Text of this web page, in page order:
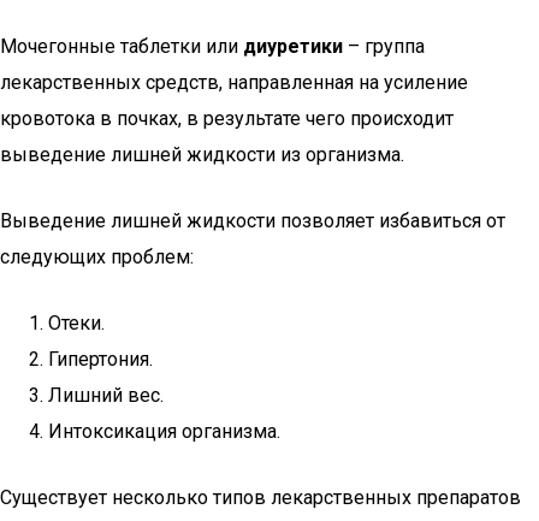
Мочегонные таблетки или диуретики – группа
лекарственных средств, направленная на усиление
кровотока в почках, в результате чего происходит
выведение лишней жидкости из организма.
Выведение лишней жидкости позволяет избавиться от
следующих проблем:
Отеки.
Гипертония.
Лишний вес.
Интоксикация организма.
Существует несколько типов лекарственных препаратов